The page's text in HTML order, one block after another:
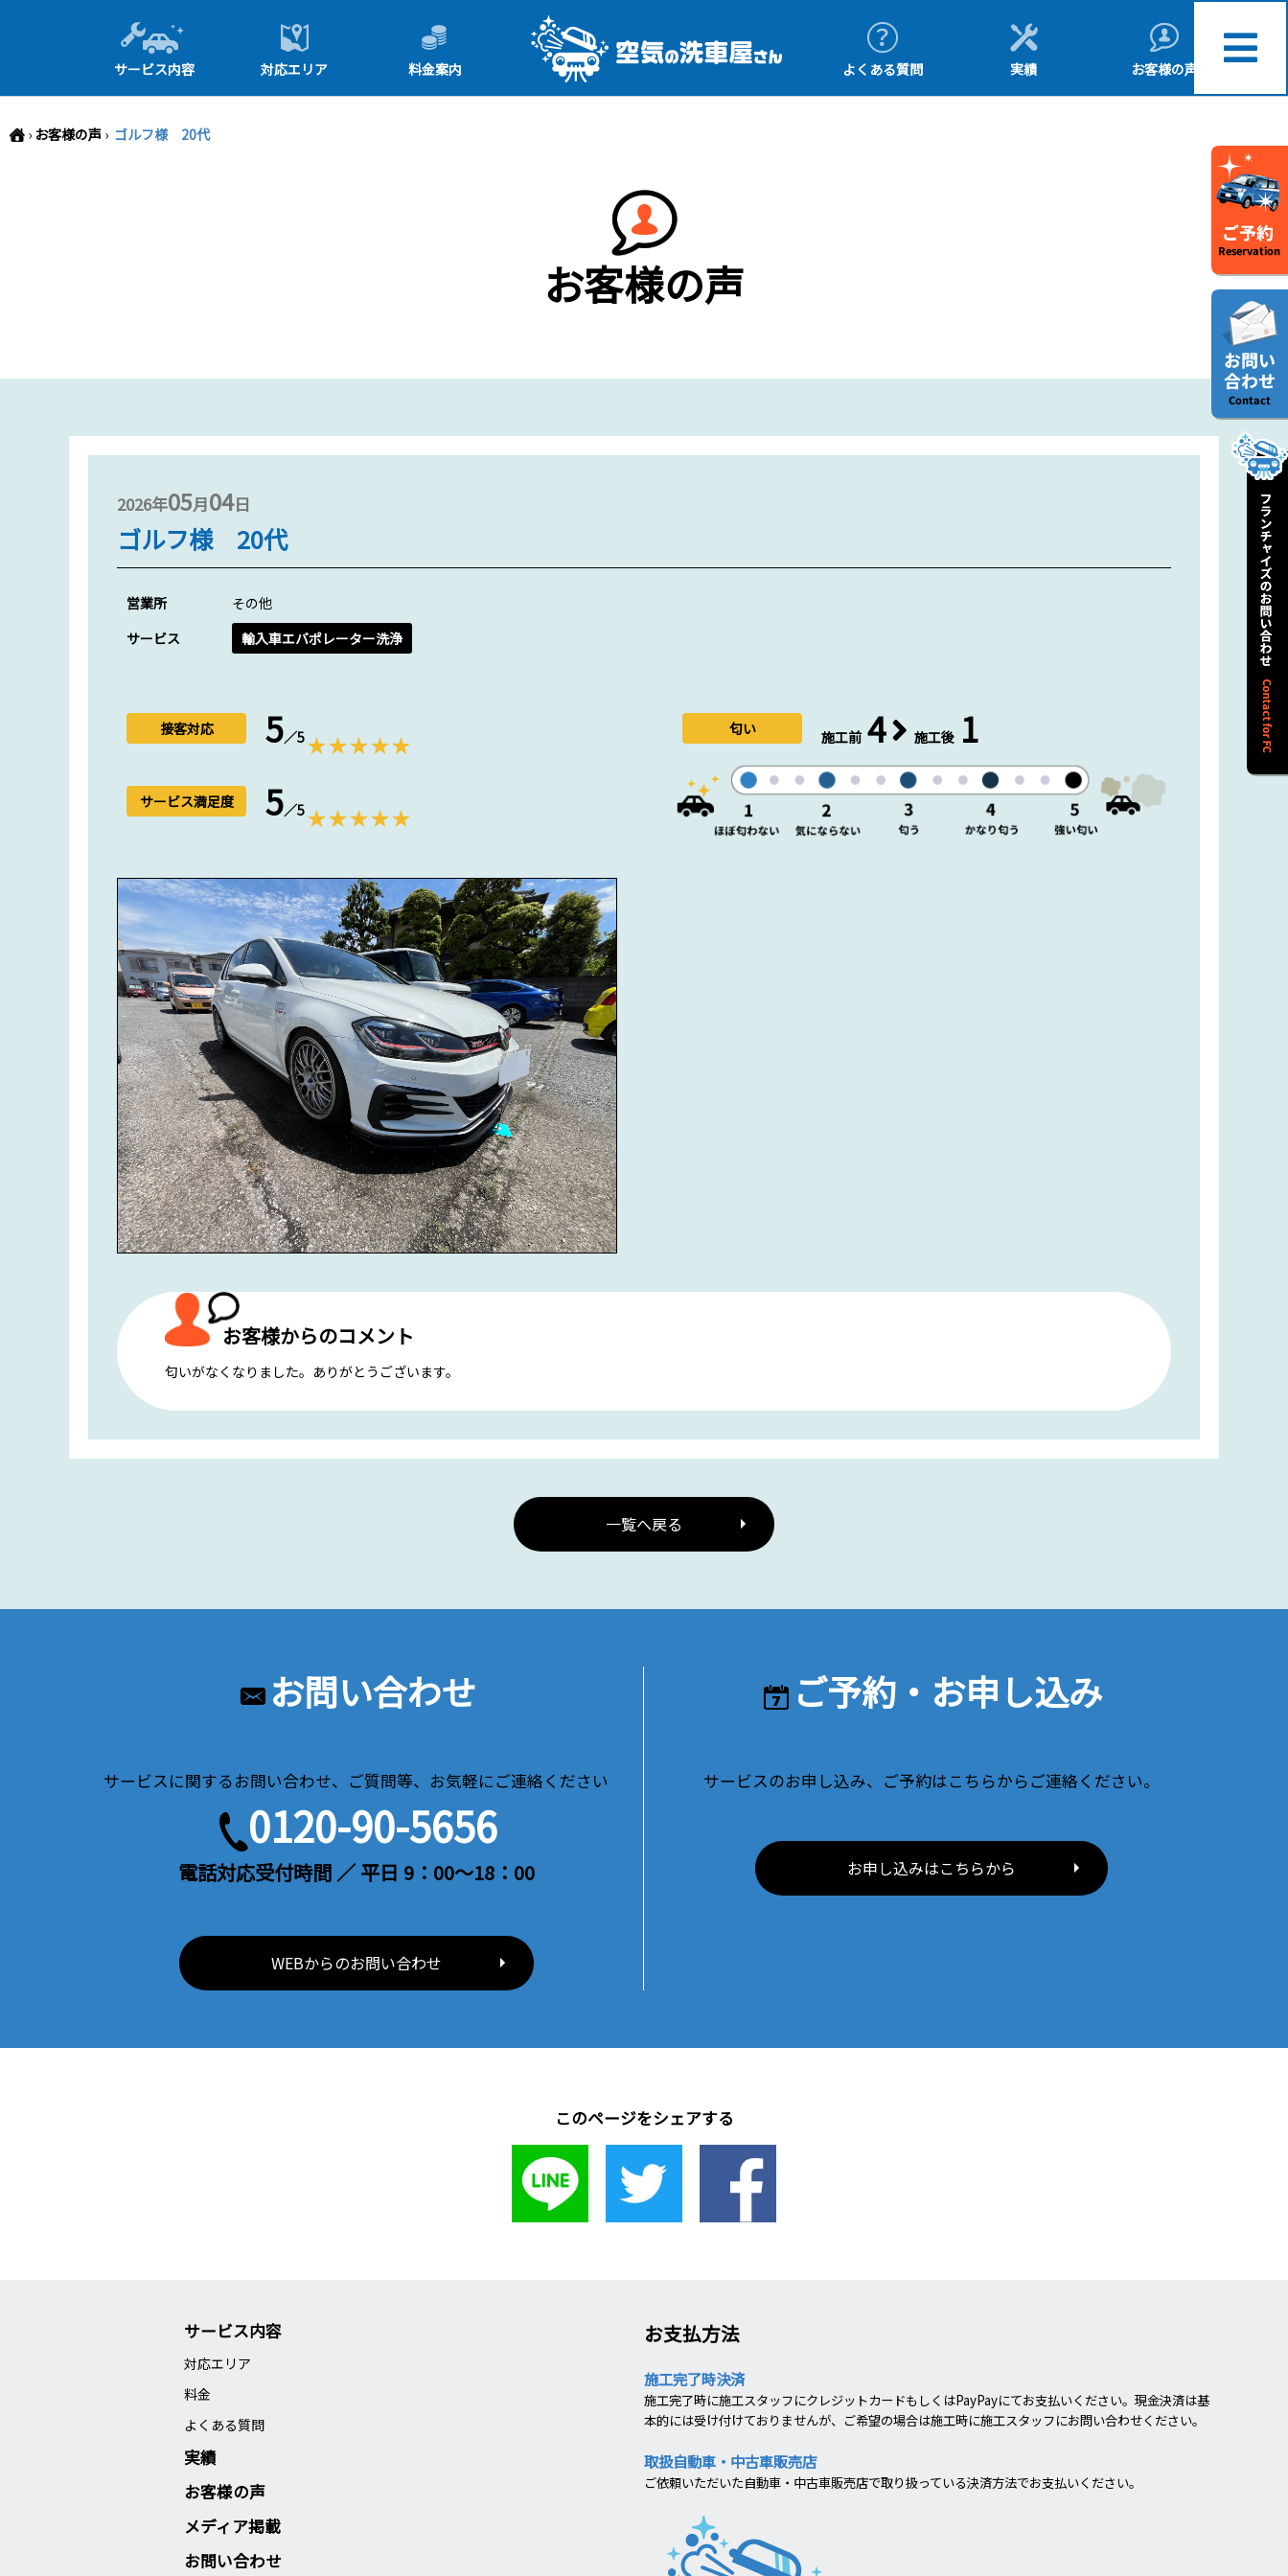
サービス内容 対応エリア 料金案内 よくある質問 実績 お客様の声
› お客様の声 › ゴルフ様 20代
お客様の声
2026年05月04日
ゴルフ様 20代
営業所
その他
サービス
輸入車エバポレーター洗浄
接客対応 5／5
サービス満足度 5／5
匂い 施工前 4 施工後 1
お客様からのコメント
匂いがなくなりました。ありがとうございます。
一覧へ戻る
お問い合わせ
サービスに関するお問い合わせ、ご質問等、お気軽にご連絡ください
0120-90-5656
電話対応受付時間 ／ 平日 9：00～18：00
WEBからのお問い合わせ
ご予約・お申し込み
サービスのお申し込み、ご予約はこちらからご連絡ください。
お申し込みはこちらから
このページをシェアする
サービス内容
対応エリア
料金
よくある質問
実績
お客様の声
メディア掲載
お問い合わせ
お支払方法
施工完了時決済
施工完了時に施工スタッフにクレジットカードもしくはPayPayにてお支払いください。現金決済は基
本的には受け付けておりませんが、ご希望の場合は施工時に施工スタッフにお問い合わせください。
取扱自動車・中古車販売店
ご依頼いただいた自動車・中古車販売店で取り扱っている決済方法でお支払いください。